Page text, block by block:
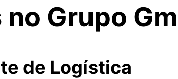
no Grupo
de Logística